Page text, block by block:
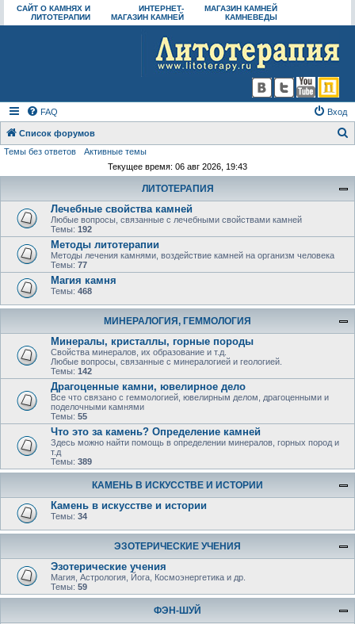
САЙТ О КАМНЯХ И
ЛИТОТЕРАПИИ
ИНТЕРНЕТ-
МАГАЗИН КАМНЕЙ
МАГАЗИН КАМНЕЙ
КАМНЕВЕДЫ
FAQ Вход
Список форумов
Темы без ответов
Активные темы
Текущее время: 06 авг 2026, 19:43
ЛИТОТЕРАПИЯ
Лечебные свойства камней
Любые вопросы, связанные с лечебными свойствами камней
Темы: 192
Методы литотерапии
Методы лечения камнями, воздействие камней на организм человека
Темы: 77
Магия камня
Темы: 468
МИНЕРАЛОГИЯ, ГЕММОЛОГИЯ
Минералы, кристаллы, горные породы
Свойства минералов, их образование и т.д.
Любые вопросы, связанные с минералогией и геологией.
Темы: 142
Драгоценные камни, ювелирное дело
Все что связано с геммологией, ювелирным делом, драгоценными и
поделочными камнями
Темы: 55
Что это за камень? Определение камней
Здесь можно найти помощь в определении минералов, горных пород и
т.д
Темы: 389
КАМЕНЬ В ИСКУССТВЕ И ИСТОРИИ
Камень в искусстве и истории
Темы: 34
ЭЗОТЕРИЧЕСКИЕ УЧЕНИЯ
Эзотерические учения
Магия, Астрология, Йога, Космоэнергетика и др.
Темы: 59
ФЭН-ШУЙ